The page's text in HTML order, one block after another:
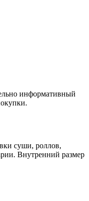
информативный
суши, роллов,
Внутренний размер